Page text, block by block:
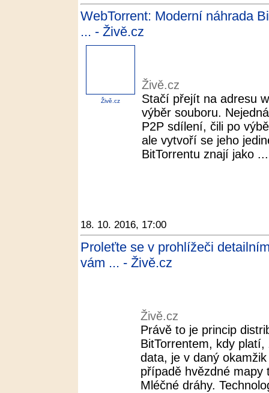
WebTorrent: Moderní náhrada
... - Živě.cz
Živě.cz
Živě.cz
Stačí přejít na adresu
výběr souboru.
P2P sdílení, čili po
ale vytvoří se jeho
BitTorrentu znají jako ...
18. 10. 2016, 17:00
Proleťte se v prohlížeči
vám ... - Živě.cz
Živě.cz
Právě to je princip
BitTorrentem, kdy
data, je v daný
případě hvězdné mapy
Mléčné dráhy.